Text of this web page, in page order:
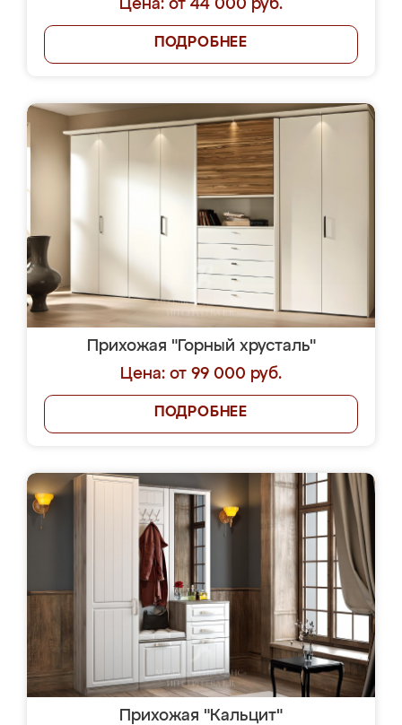
Цена: от 44 000 руб.
ПОДРОБНЕЕ
Прихожая "Горный хрусталь"
Цена: от 99 000 руб.
ПОДРОБНЕЕ
Прихожая "Кальцит"